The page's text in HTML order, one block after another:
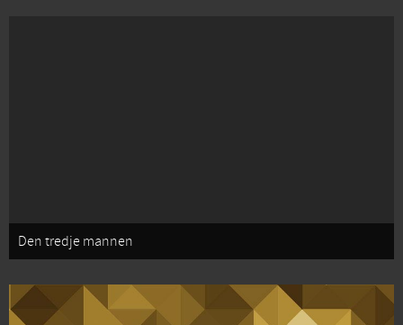
Den tredje mannen